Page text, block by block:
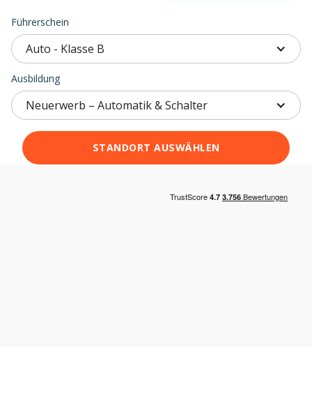
Führerschein
Auto - Klasse B
Ausbildung
Neuerwerb – Automatik & Schalter
STANDORT AUSWÄHLEN